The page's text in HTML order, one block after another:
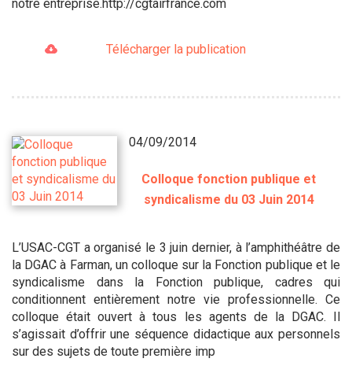
notre entreprise.http://cgtairfrance.com
Télécharger la publication
04/09/2014
Colloque fonction publique et
syndicalisme du 03 Juin 2014
L’USAC-CGT a organisé le 3 juin dernier, à l’amphithéâtre de
la DGAC à Farman, un colloque sur la Fonction publique et le
syndicalisme dans la Fonction publique, cadres qui
conditionnent entièrement notre vie professionnelle. Ce
colloque était ouvert à tous les agents de la DGAC. Il
s’agissait d’offrir une séquence didactique aux personnels
sur des sujets de toute première imp